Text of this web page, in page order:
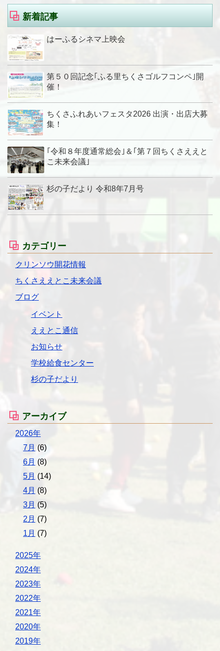
新着記事
はーふるシネマ上映会
第５０回記念｢ふる里ちくさゴルフコンペ｣開
催！
ちくさふれあいフェスタ2026 出演・出店大募
集！
｢令和８年度通常総会｣＆｢第７回ちくさええと
こ未来会議｣
杉の子だより 令和8年7月号
カテゴリー
クリンソウ開花情報
ちくさええとこ未来会議
ブログ
イベント
ええとこ通信
お知らせ
学校給食センター
杉の子だより
アーカイブ
2026年
7月 (6)
6月 (8)
5月 (14)
4月 (8)
3月 (5)
2月 (7)
1月 (7)
2025年
2024年
2023年
2022年
2021年
2020年
2019年